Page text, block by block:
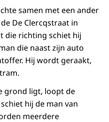
samen met een ander
De Clercqstraat in
die richting schiet hij
die naast zijn auto
Hij wordt geraakt,
grond ligt, loopt de
hij de man van
meerdere